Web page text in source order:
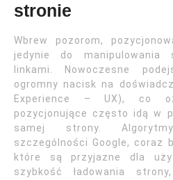
stronie
Wbrew pozorom,
jedynie do manipulowania
linkami. Nowoczesne
ogromny nacisk na
Experience – UX), co
pozycjonujące często idą w
samej strony.
szczególności Google, coraz
które są przyjazne dla
szybkość ładowania